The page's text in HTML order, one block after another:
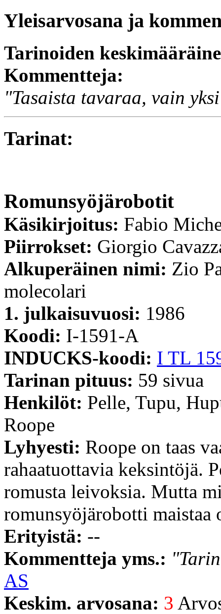
Yleisarvosana ja
Tarinoiden
Kommentteja:
"Tasaista tavaraa, vain
Tarinat:
Romunsyöjärobotit
Käsikirjoitus: Fabio
Piirrokset: Giorgio
Alkuperäinen nimi: Zio
molecolari
1. julkaisuvuosi: 1986
Koodi: I-1591-A
INDUCKS-koodi: I TL
Tarinan pituus: 59 sivua
Henkilöt: Pelle, Tupu,
Roope
Lyhyesti: Roope on taas
rahaatuottavia keksintöjä.
romusta leivoksia. Mutta
romunsyöjärobotti maistaa
Erityistä: --
Kommentteja yms.:
AS
Keskim. arvosana: 3